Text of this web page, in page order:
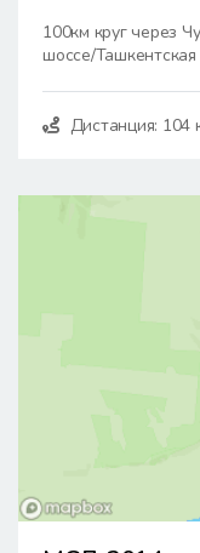
100км круг через
шоссе/
Дистанция: 104